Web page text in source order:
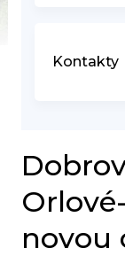
Kontakty
novou